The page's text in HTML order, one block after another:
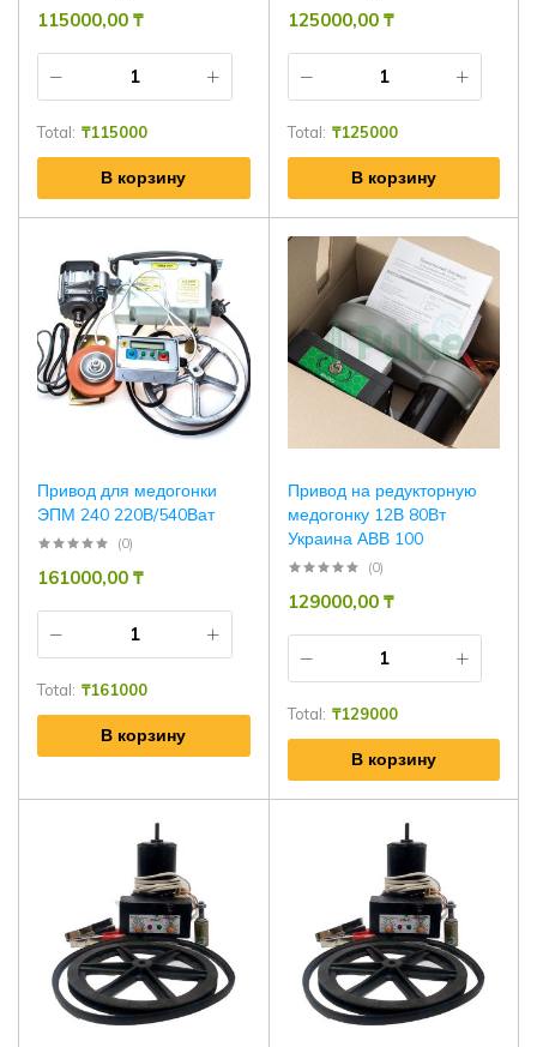
115000,00 ₸
Total: ₸115000
В корзину
125000,00 ₸
Total: ₸125000
В корзину
Привод для медогонки
ЭПМ 240 220В/540Ват
(0)
161000,00 ₸
Total: ₸161000
В корзину
Привод на редукторную
медогонку 12В 80Вт
Украина АВВ 100
(0)
129000,00 ₸
Total: ₸129000
В корзину